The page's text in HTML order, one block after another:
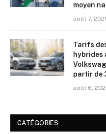
moyen
août 7,
Tarifs
hybrides
partir de
août 6,
CATÉGORIES